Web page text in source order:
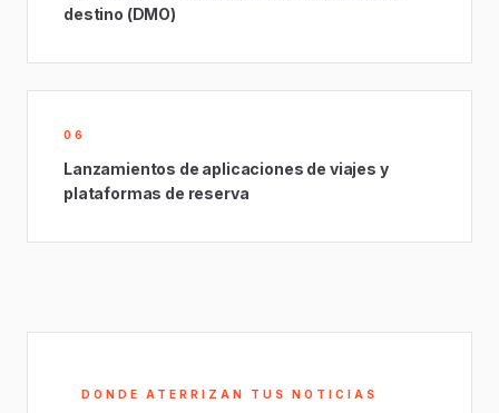
destino (DMO)
06
Lanzamientos de aplicaciones de viajes y
plataformas de reserva
DONDE ATERRIZAN TUS NOTICIAS